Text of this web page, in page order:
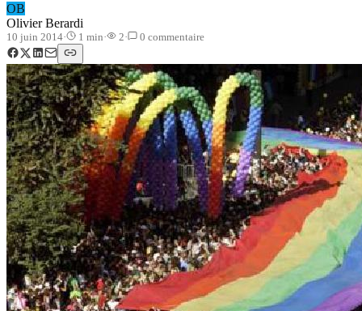
OB
Olivier Berardi
10 juin 2014· 1 min· 2· 0 commentaire